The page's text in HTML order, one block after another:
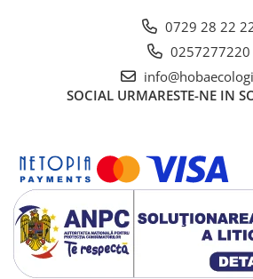
0729 28 22
0257277220
SOCIAL URMARESTE-NE IN